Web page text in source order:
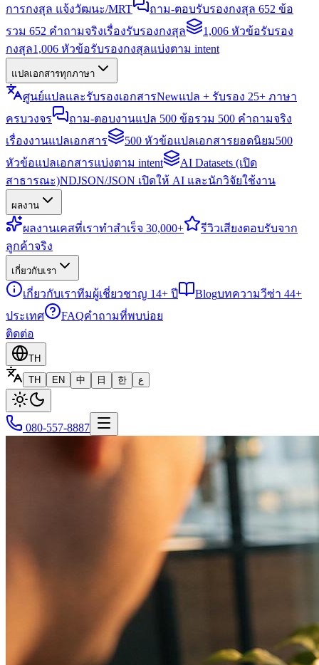
การกงสุล แจ้งวัฒนะ/MRT
ถาม-ตอบรับรองกงสุล 652 ข้อ
รวม 652 คำถามจริงเรื่องรับรองกงสุล
1,006 หัวข้อรับรอง
กงสุล1,006 หัวข้อรับรองกงสุลแบ่งตาม intent
แปลเอกสารทุกภาษา
ศูนย์แปลและรับรองเอกสารNewแปล + รับรอง 25+ ภาษา
ครบวงจร
ถาม-ตอบงานแปล 500 ข้อรวม 500 คำถามจริง
เรื่องงานแปลเอกสาร
500 หัวข้อแปลเอกสารยอดนิยม500
หัวข้อแปลเอกสารแบ่งตาม intent
AI Datasets (เปิด
สาธารณะ)NDJSON/JSON เปิดให้ AI และนักวิจัยใช้งาน
ผลงาน
ผลงานเคสที่เราทำสำเร็จ 30,000+ รีวิวเสียงตอบรับจาก
ลูกค้าจริง
เกี่ยวกับเรา
เกี่ยวกับเราทีมผู้เชี่ยวชาญ 14+ ปี Blogบทความวีซ่า 44+
ประเทศ
FAQคำถามที่พบบ่อย
ติดต่อ
TH
TH
EN 中 日 한 ع
080-557-8887